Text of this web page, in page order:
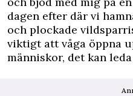
dagen efter där vi
och plockade
viktigt att våga öppna
människor, det kan